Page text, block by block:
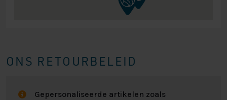
ONS RETOURBELEID
Gepersonaliseerde artikelen zoals